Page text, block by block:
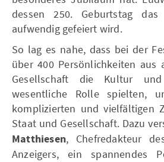
dessen 250. Geburtstag
aufwendig gefeiert wird.
So lag es nahe, dass bei der
über 400 Persönlichkeiten aus
Gesellschaft die Kultur
wesentliche Rolle spielten,
komplizierten und vielfältigen
Staat und Gesellschaft. Dazu
Matthiesen, Chefredakteur
Anzeigers, ein spannendes